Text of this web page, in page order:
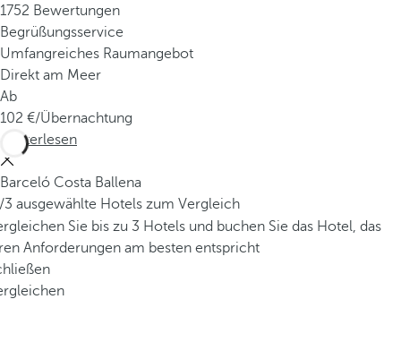
1752 Bewertungen
Begrüßungsservice
Umfangreiches Raumangebot
Direkt am Meer
Ab
102
/Übernachtung
Weiterlesen
Barceló Costa Ballena
/3 ausgewählte Hotels zum Vergleich
Sie bis zu 3 Hotels und buchen Sie das Hotel, das
Anforderungen am besten entspricht